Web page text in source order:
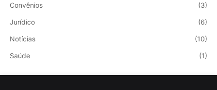
Convênios (3)
Jurídico (6)
Notícias (10)
Saúde (1)